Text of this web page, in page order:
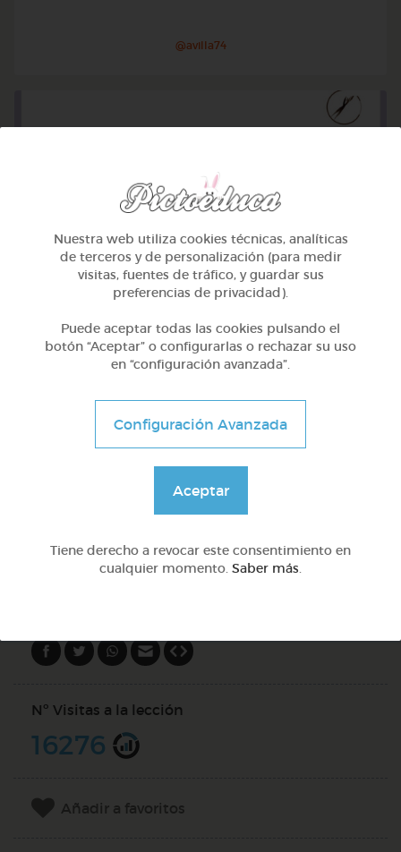
@avilla74
1º Primaria (6-7 años)
Geometría y fotografía
@GrupoAdapta
PREGUNTAS (
Nº Visitas a la lección
16276
Añadir a favoritos
Nuestra web utiliza cookies técnicas, analíticas
de terceros y de personalización (para medir
visitas, fuentes de tráfico, y guardar sus
preferencias de privacidad).
Puede aceptar todas las cookies pulsando el
botón “Aceptar” o configurarlas o rechazar su uso
en “configuración avanzada”.
Configuración Avanzada
Aceptar
Tiene derecho a revocar este consentimiento en
cualquier momento. Saber más.